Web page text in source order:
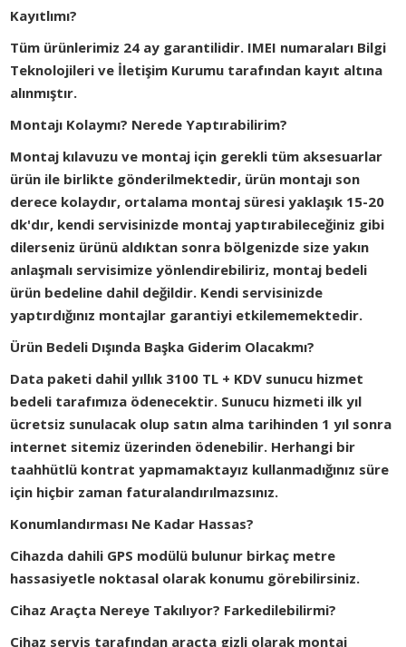
Kayıtlımı?
Tüm ürünlerimiz 24 ay garantilidir. IMEI numaraları Bilgi
Teknolojileri ve İletişim Kurumu tarafından kayıt altına
alınmıştır.
Montajı Kolaymı? Nerede Yaptırabilirim?
Montaj kılavuzu ve montaj için gerekli tüm aksesuarlar
ürün ile birlikte gönderilmektedir, ürün montajı son
derece kolaydır, ortalama montaj süresi yaklaşık 15-20
dk'dır, kendi servisinizde montaj yaptırabileceğiniz gibi
dilerseniz ürünü aldıktan sonra bölgenizde size yakın
anlaşmalı servisimize yönlendirebiliriz, montaj bedeli
ürün bedeline dahil değildir. Kendi servisinizde
yaptırdığınız montajlar garantiyi etkilememektedir.
Ürün Bedeli Dışında Başka Giderim Olacakmı?
Data paketi dahil yıllık 3100 TL + KDV sunucu hizmet
bedeli tarafımıza ödenecektir. Sunucu hizmeti ilk yıl
ücretsiz sunulacak olup satın alma tarihinden 1 yıl sonra
internet sitemiz üzerinden ödenebilir. Herhangi bir
taahhütlü kontrat yapmamaktayız kullanmadığınız süre
için hiçbir zaman faturalandırılmazsınız.
Konumlandırması Ne Kadar Hassas?
Cihazda dahili GPS modülü bulunur birkaç metre
hassasiyetle noktasal olarak konumu görebilirsiniz.
Cihaz Araçta Nereye Takılıyor? Farkedilebilirmi?
Cihaz servis tarafından araçta gizli olarak montaj